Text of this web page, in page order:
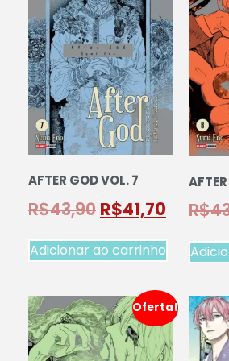
AFTER GOD VOL. 7
R$43,90 R$41,70
Adicionar ao carrinho
R$
Oferta!